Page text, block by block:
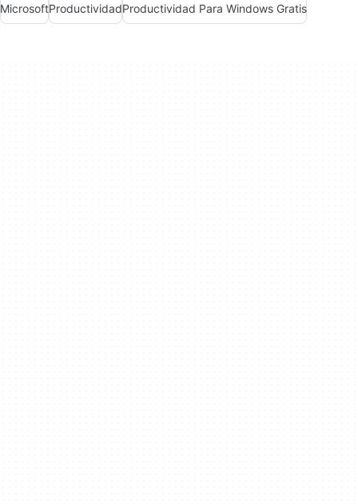
MicrosoftProductividadProductividad Para Windows Gratis